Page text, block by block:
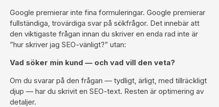
Google premierar inte fina formuleringar. Google premierar
fullständiga, trovärdiga svar på sökfrågor. Det innebär att
den viktigaste frågan innan du skriver en enda rad inte är
”hur skriver jag SEO-vänligt?” utan:
Vad söker min kund — och vad vill den veta?
Om du svarar på den frågan — tydligt, ärligt, med tillräckligt
djup — har du skrivit en SEO-text. Resten är optimering av
detaljer.